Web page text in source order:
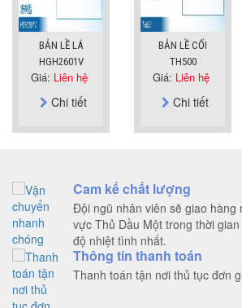
BẢN LỀ LÁ
HGH2601V
Giá: Liên hệ
Chi tiết
BẢN LỀ CỐI
TH500
Giá: Liên hệ
Chi tiết
Cam kế chất lượng
Đội ngũ nhân viên sẽ giao hàng
vực Thủ Dầu Một trong thời
độ nhiệt tình nhất.
Thông tin thanh toán
Thanh toán tận nơi thủ tục đơn